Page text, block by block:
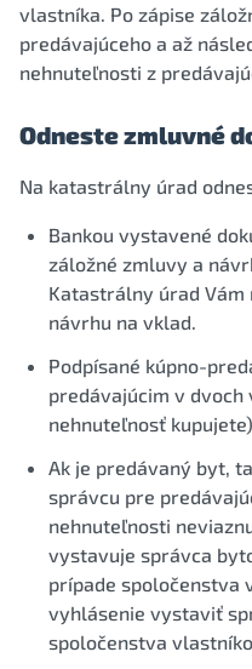
vlastníka. Po zápise
predávajúceho a až
nehnuteľnosti z
Odneste zmluvné
Na katastrálny úrad
Bankou vystavené
záložné zmluvy a
Katastrálny úrad
návrhu na vklad.
Podpísané kúpno-
predávajúcim v dvoch
nehnuteľnosť
Ak je predávaný byt,
správcu pre
nehnuteľnosti
vystavuje správca
prípade spoločenstva
vyhlásenie vystaviť
spoločenstva